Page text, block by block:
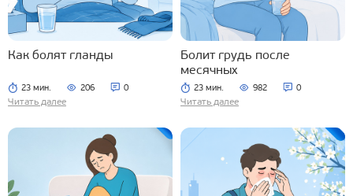
Как болят гланды
23 мин. 206 0
Читать далее
Болит грудь после
месячных
23 мин. 982 0
Читать далее